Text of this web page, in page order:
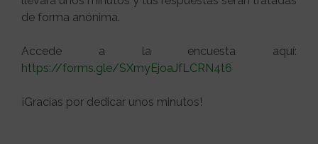
de forma anónima.
Accede a la encuesta aquí:
https://forms.gle/SXmyEjoaJfLCRN4t6
¡Gracias por dedicar unos minutos!